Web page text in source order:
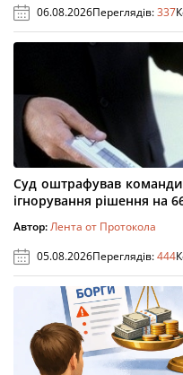
06.08.2026Переглядів:337
Суд оштрафував
ігнорування рішення на
Автор:Лента от Протокола
05.08.2026Переглядів:444